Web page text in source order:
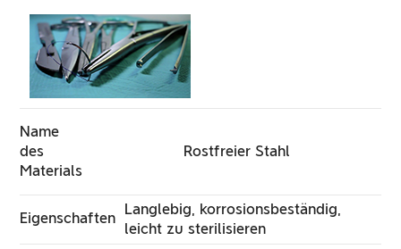
Name
des
Materials
Rostfreier Stahl
Eigenschaften
Langlebig, korrosionsbeständig,
leicht zu sterilisieren